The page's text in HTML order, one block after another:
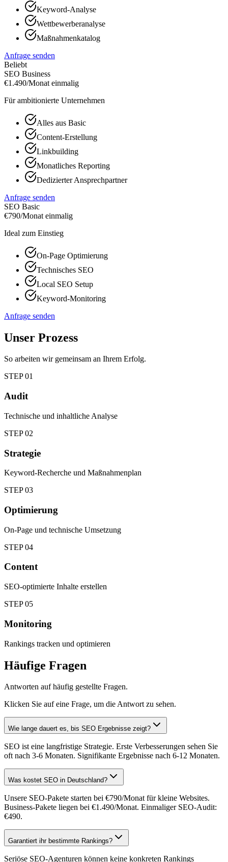
Keyword-Analyse
Wettbewerberanalyse
Maßnahmenkatalog
Anfrage senden
Beliebt
SEO Business
€1.490/Monat einmalig
Für ambitionierte Unternehmen
Alles aus Basic
Content-Erstellung
Linkbuilding
Monatliches Reporting
Dedizierter Ansprechpartner
Anfrage senden
SEO Basic
€790/Monat einmalig
Ideal zum Einstieg
On-Page Optimierung
Technisches SEO
Local SEO Setup
Keyword-Monitoring
Anfrage senden
Unser Prozess
So arbeiten wir gemeinsam an Ihrem Erfolg.
STEP01
Audit
Technische und inhaltliche Analyse
STEP02
Strategie
Keyword-Recherche und Maßnahmenplan
STEP03
Optimierung
On-Page und technische Umsetzung
STEP04
Content
SEO-optimierte Inhalte erstellen
STEP05
Monitoring
Rankings tracken und optimieren
Häufige Fragen
Antworten auf häufig gestellte Fragen.
Klicken Sie auf eine Frage, um die Antwort zu sehen.
Wie lange dauert es, bis SEO Ergebnisse zeigt?
SEO ist eine langfristige Strategie. Erste Verbesserungen sehen Sie
oft nach 3-6 Monaten. Signifikante Ergebnisse nach 6-12 Monaten.
Was kostet SEO in Deutschland?
Unsere SEO-Pakete starten bei €790/Monat für kleine Websites.
Business-Pakete liegen bei €1.490/Monat. Einmaliger SEO-Audit:
€490.
Garantiert ihr bestimmte Rankings?
Seriöse SEO-Agenturen können keine konkreten Rankings